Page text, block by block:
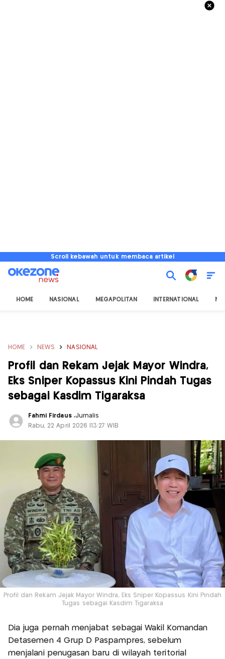
Scroll kebawah untuk membaca artikel
HOME NASIONAL MEGAPOLITAN INTERNATIONAL
HOME NEWS NASIONAL
Profil dan Rekam Jejak Mayor Windra,
Eks Sniper Kopassus Kini Pindah Tugas
sebagai Kasdim Tigaraksa
Fahmi Firdaus ,Jurnalis
Rabu, 22 April 2026 |13:27 WIB
Profil dan Rekam Jejak Mayor Windra, Eks Sniper Kopassus Kini Pindah
Tugas sebagai Kasdim Tigaraksa
Dia juga pernah menjabat sebagai Wakil Komandan
Detasemen 4 Grup D Paspampres, sebelum
menjalani penugasan baru di wilayah teritorial